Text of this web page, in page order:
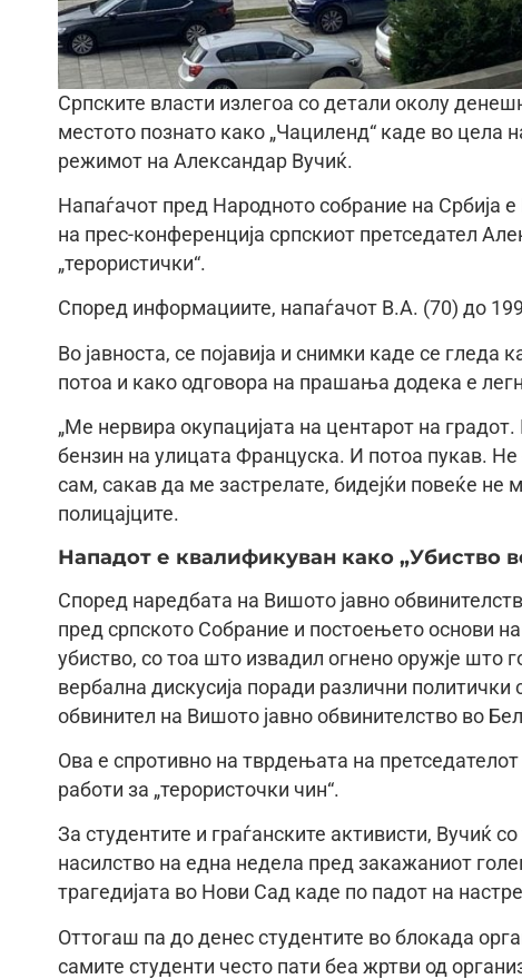
Српските власти излегоа со детали околу
местото познато како „Чациленд“ каде во цела
режимот на Александар Вучиќ.
Напаѓачот пред Народното собрание на Србија
на прес-конференција српскиот претседател
„терористички“.
Според информациите, напаѓачот В.А. (70) до
Во јавноста, се појавија и снимки каде се гледа
потоа и како одговора на прашања додека е
„Ме нервира окупацијата на центарот на
бензин на улицата Француска. И потоа пукав.
сам, сакав да ме застрелате, бидејќи повеќе
полицајците.
Нападот е квалификуван како „Убиство
Според наредбата на Вишото јавно
пред српското Собрание и постоењето основи
убиство, со тоа што извадил огнено оружје што
вербална дискусија поради различни
обвинител на Вишото јавно обвинителство во
Ова е спротивно на тврдењата на
работи за „терористочки чин“.
За студентите и граѓанските активисти, Вучиќ
насилство на една недела пред закажаниот
трагедијата во Нови Сад каде по падот на
Оттогаш па до денес студентите во блокада
самите студенти често пати беа жртви од